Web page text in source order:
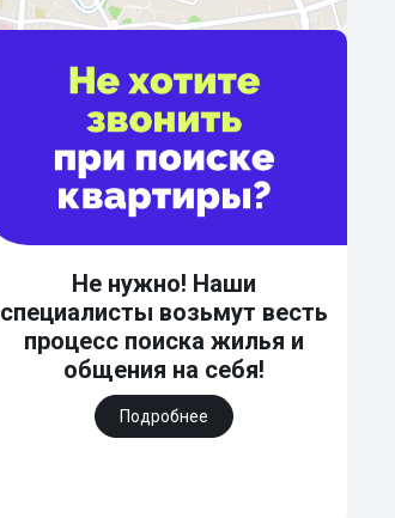
Не нужно! Наши
специалисты возьмут весть
процесс поиска жилья и
общения на себя!
Подробнее